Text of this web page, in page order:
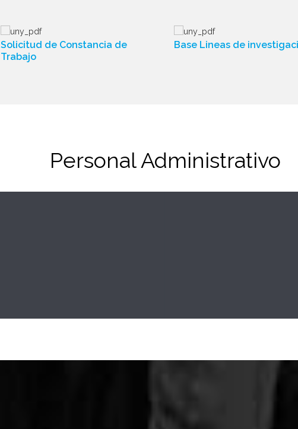
Solicitud de Constancia de
Trabajo
Base Lineas de
Personal Administrativo